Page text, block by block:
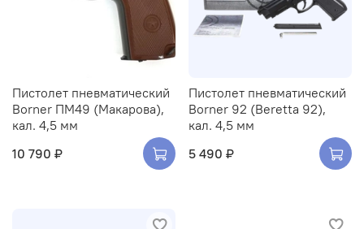
Пистолет пневматический
Borner ПМ49 (Макарова),
кал. 4,5 мм
10 790 ₽
Пистолет пневматический
Borner 92 (Beretta 92),
кал. 4,5 мм
5 490 ₽